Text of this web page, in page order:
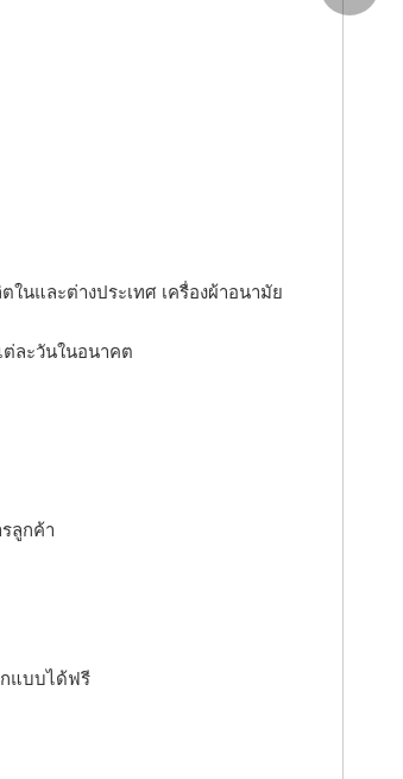
นและต่างประเทศ เครื่องผ้าอนามัย
ละวันในอนาคต
ลูกค้า
แบบได้ฟรี